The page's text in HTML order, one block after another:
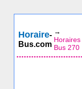
Horaire-
Bus.com
→
Horaires
Bus 270